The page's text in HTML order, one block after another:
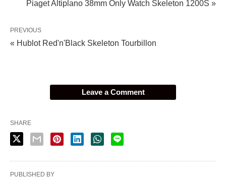
Piaget Altiplano 38mm Only Watch Skeleton 1200S »
PREVIOUS
« Hublot Red'n'Black Skeleton Tourbillon
Leave a Comment
SHARE
PUBLISHED BY